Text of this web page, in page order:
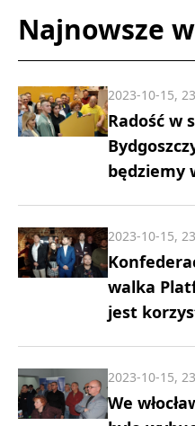
Najnowsze
Radość w
będziemy
2023-10-15,
walka
jest
2023-10-15,
We
2023-10-15,